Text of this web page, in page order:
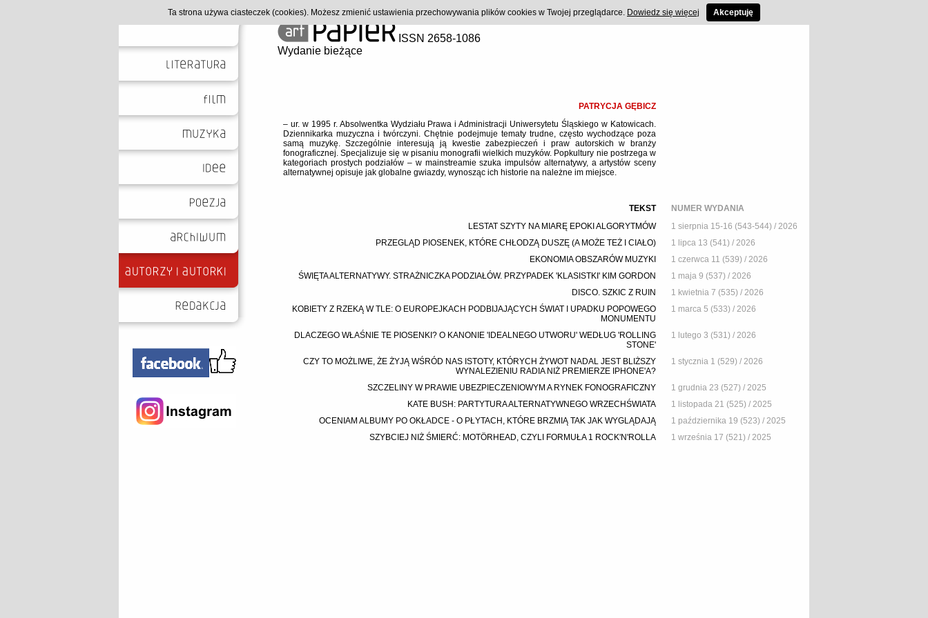
ISSN 2658-1086
Wydanie bieżące
PATRYCJA GĘBICZ
– ur. w 1995 r. Absolwentka Wydziału Prawa i Administracji Uniwersytetu Śląskiego w Katowicach.
Dziennikarka muzyczna i twórczyni. Chętnie podejmuje tematy trudne, często wychodzące poza
samą muzykę. Szczególnie interesują ją kwestie zabezpieczeń i praw autorskich w branży
fonograficznej. Specjalizuje się w pisaniu monografii wielkich muzyków. Popkultury nie postrzega w
kategoriach prostych podziałów – w mainstreamie szuka impulsów alternatywy, a artystów sceny
alternatywnej opisuje jak globalne gwiazdy, wynosząc ich historie na należne im miejsce.
TEKST
NUMER WYDANIA
LESTAT SZYTY NA MIARĘ EPOKI ALGORYTMÓW
1 sierpnia 15-16 (543-544) / 2026
PRZEGLĄD PIOSENEK, KTÓRE CHŁODZĄ DUSZĘ (A MOŻE TEŻ I CIAŁO)
1 lipca 13 (541) / 2026
EKONOMIA OBSZARÓW MUZYKI
1 czerwca 11 (539) / 2026
ŚWIĘTA ALTERNATYWY. STRAŻNICZKA PODZIAŁÓW. PRZYPADEK 'KLASISTKI' KIM GORDON
1 maja 9 (537) / 2026
DISCO. SZKIC Z RUIN
1 kwietnia 7 (535) / 2026
KOBIETY Z RZEKĄ W TLE: O EUROPEJKACH PODBIJAJĄCYCH ŚWIAT I UPADKU POPOWEGO
MONUMENTU
1 marca 5 (533) / 2026
DLACZEGO WŁAŚNIE TE PIOSENKI? O KANONIE 'IDEALNEGO UTWORU' WEDŁUG 'ROLLING
STONE'
1 lutego 3 (531) / 2026
CZY TO MOŻLIWE, ŻE ŻYJĄ WŚRÓD NAS ISTOTY, KTÓRYCH ŻYWOT NADAL JEST BLIŻSZY
WYNALEZIENIU RADIA NIŻ PREMIERZE IPHONE'A?
1 stycznia 1 (529) / 2026
SZCZELINY W PRAWIE UBEZPIECZENIOWYM A RYNEK FONOGRAFICZNY
1 grudnia 23 (527) / 2025
KATE BUSH: PARTYTURA ALTERNATYWNEGO WRZECHŚWIATA
1 listopada 21 (525) / 2025
OCENIAM ALBUMY PO OKŁADCE - O PŁYTACH, KTÓRE BRZMIĄ TAK JAK WYGLĄDAJĄ
1 października 19 (523) / 2025
SZYBCIEJ NIŻ ŚMIERĆ: MOTÖRHEAD, CZYLI FORMUŁA 1 ROCK'N'ROLLA
1 września 17 (521) / 2025
Ta strona używa ciasteczek (cookies). Możesz zmienić ustawienia przechowywania plików cookies w Twojej przeglądarce. Dowiedz się więcej Akceptuję